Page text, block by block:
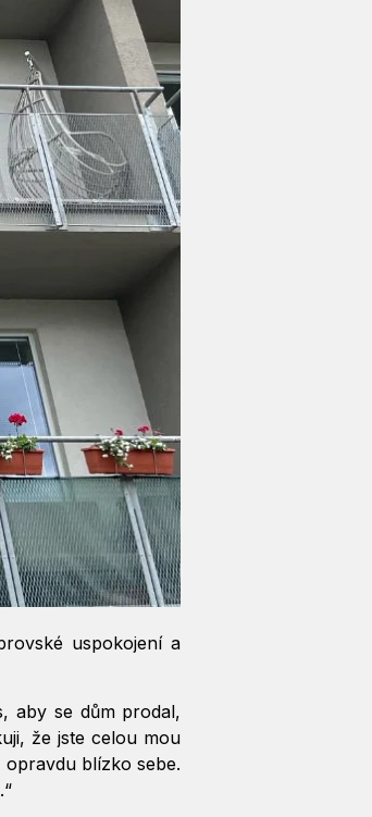
uspokojení a
aby se dům prodal,
že jste celou mou
blízko sebe.